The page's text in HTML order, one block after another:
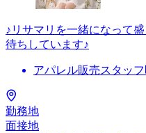
♪リサマリを一緒になって
待ちしています♪
アパレル販売スタッフ
勤務地
面接地